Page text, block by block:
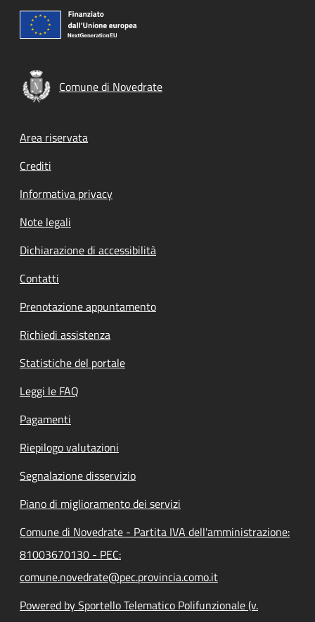
Comune di Novedrate
Footer menu
Area riservata
Crediti
Informativa privacy
Note legali
Dichiarazione di accessibilità
Contatti
Prenotazione appuntamento
Richiedi assistenza
Statistiche del portale
Leggi le FAQ
Pagamenti
Riepilogo valutazioni
Segnalazione disservizio
Piano di miglioramento dei servizi
Comune di Novedrate - Partita IVA dell'amministrazione:
81003670130 - PEC:
comune.novedrate@pec.provincia.como.it
Powered by Sportello Telematico Polifunzionale (v.